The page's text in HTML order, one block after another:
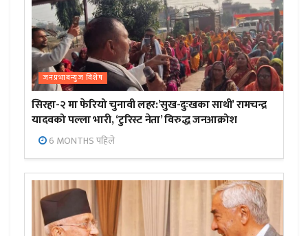
जनप्रभाबन्युज विशेष
सिरहा-२ मा फेरियो चुनावी लहर:’सुख-दुःखका साथी’ रामचन्द्र
यादवको पल्ला भारी, ‘टुरिस्ट नेता’ विरुद्ध जनआक्रोश
6 MONTHS पहिले